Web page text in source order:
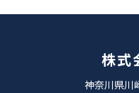
株式
神奈川県川